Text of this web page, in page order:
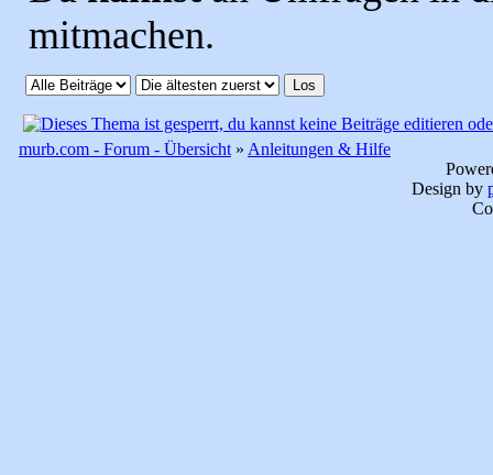
mitmachen.
murb.com - Forum - Übersicht » Anleitungen & Hilfe
Design by